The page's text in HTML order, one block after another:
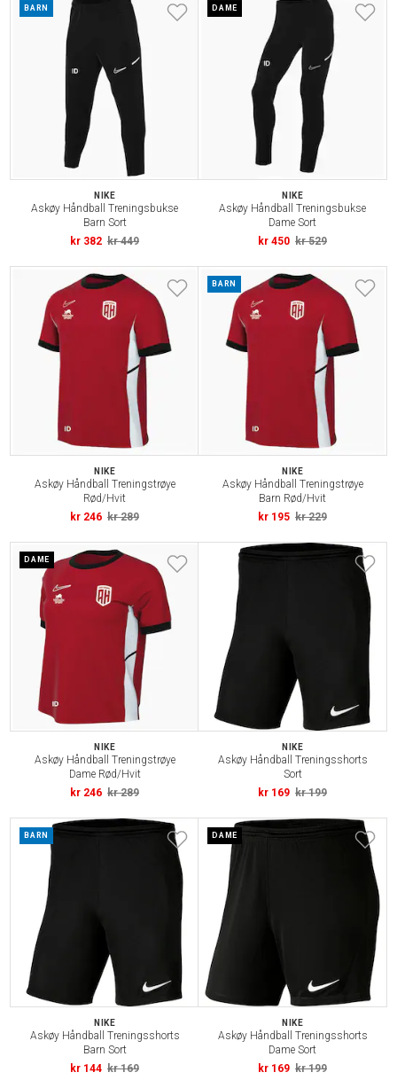
BARN
NIKE
Askøy Håndball Treningsbukse
Barn Sort
kr 382 kr 449
DAME
NIKE
Askøy Håndball Treningsbukse
Dame Sort
kr 450 kr 529
NIKE
Askøy Håndball Treningstrøye
Rød/Hvit
kr 246 kr 289
BARN
NIKE
Askøy Håndball Treningstrøye
Barn Rød/Hvit
kr 195 kr 229
DAME
NIKE
Askøy Håndball Treningstrøye
Dame Rød/Hvit
kr 246 kr 289
NIKE
Askøy Håndball Treningsshorts
Sort
kr 169 kr 199
BARN
NIKE
Askøy Håndball Treningsshorts
Barn Sort
kr 144 kr 169
DAME
NIKE
Askøy Håndball Treningsshorts
Dame Sort
kr 169 kr 199